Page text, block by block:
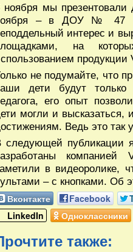
ноября мы
– в ДОУ № 47
интерес и
на
продукции
не подумайте, что
дети будут
его опыт
могли и высказаться,
Ведь это так
следующей публикации
в видеоролике,
– с кнопками. Об
Вконтакте
Facebook
LinkedIn
Одноклассники
также: